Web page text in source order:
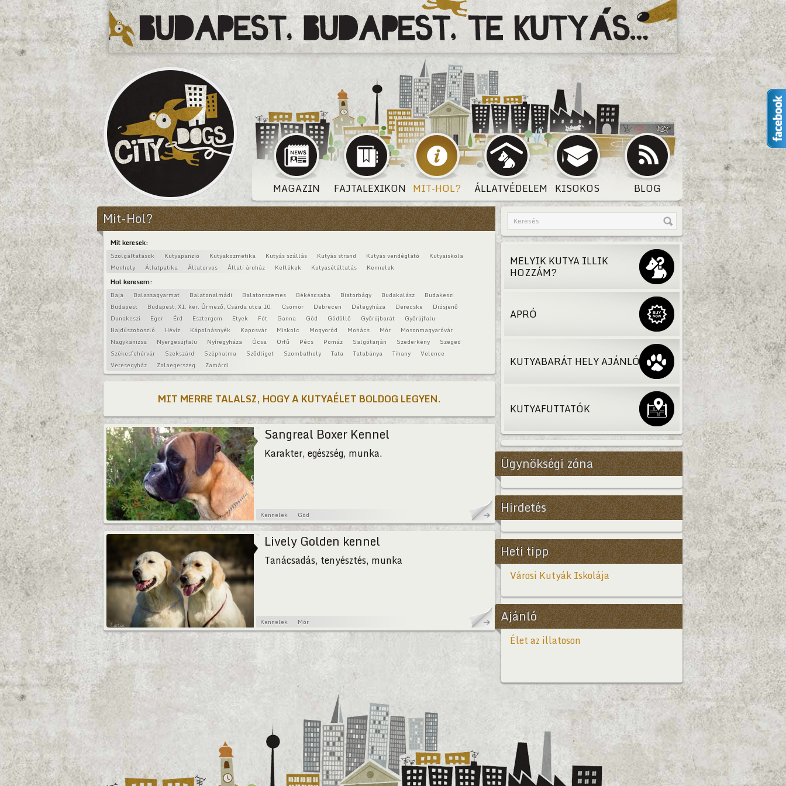
CityDogs
MAGAZIN FAJTALEXIKON MIT-HOL? ÁLLATVÉDELEM KISOKOS BLOG
Mit-Hol?
Mit keresek:
Szolgáltatások Kutyapanzió Kutyakozmetika Kutyás szállás Kutyás strand Kutyás vendéglátó
Kutyaiskola
Menhely
Állatpatika Állatorvos Állati áruház Kellékek Kutyasétáltatás Kennelek
Hol keresem:
Baja Balassagyarmat Balatonalmádi Balatonszemes Békéscsaba Biatorbágy Budakalász
Budakeszi
Budapest
Budapest, XI. ker. Őrmező, Csárda utca 10. Csömör Debrecen Délegyháza Derecske
Diósjenő
Dunakeszi
Eger Érd Esztergom Etyek Fót Ganna Göd Gödöllő Győrújbarát
Győrújfalu
Hajdúszoboszló
Hévíz Kápolnásnyék Kaposvár Miskolc Mogyoród Mohács Mór
Mosonmagyaróvár
Nagykanizsa
Nyergesújfalu Nyíregyháza Ócsa Orfű Pécs Pomáz Salgótarján Szederkény
Szeged
Székesfehérvár
Szekszárd Széphalma Sződliget Szombathely Tata Tatabánya Tihany
Velence
Veresegyház
Zalaegerszeg Zamárdi
MIT MERRE TALALSZ, HOGY A KUTYAÉLET BOLDOG LEGYEN.
Sangreal Boxer Kennel
Karakter, egészség, munka.
Kennelek Göd
Lively Golden kennel
Tanácsadás, tenyésztés, munka
Kennelek Mór
MELYIK KUTYA ILLIK
HOZZÁM?
APRÓ
KUTYABARÁT HELY AJÁNLÓ
KUTYAFUTTATÓK
Ügynökségi zóna
Hirdetés
Heti tipp
Városi Kutyák Iskolája
Ajánló
Élet az illatoson